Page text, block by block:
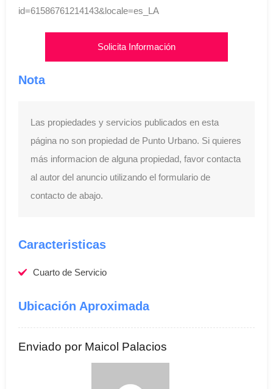
id=61586761214143&locale=es_LA
Solicita Información
Nota
Las propiedades y servicios publicados en esta
página no son propiedad de Punto Urbano. Si quieres
más informacion de alguna propiedad, favor contacta
al autor del anuncio utilizando el formulario de
contacto de abajo.
Caracteristicas
Cuarto de Servicio
Ubicación Aproximada
Enviado por Maicol Palacios